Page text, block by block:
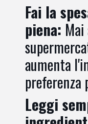
Fai la
piena:
aumenta
Leggi